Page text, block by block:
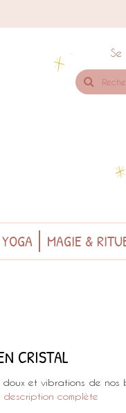
MAGIE &
CRISTAL
doux et vibrations de nos
description complète